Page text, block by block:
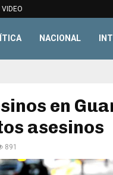
VIDEO
NACIONAL
en
asesinos
891